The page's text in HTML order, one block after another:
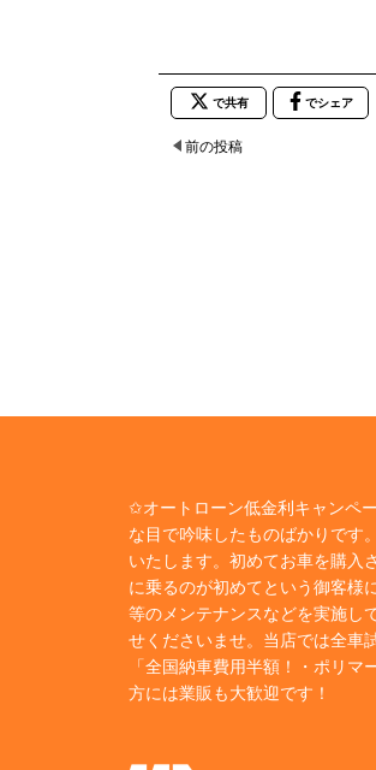
で共有 でシェア
前の投稿
✩オートローン低金利キャンペ
な目で吟味したものばかりです
いたします。初めてお車を購入
に乗るのが初めてという御客様
等のメンテナンスなどを実施し
せくださいませ。当店では全車
「全国納車費用半額！・ポリ
方には業販も大歓迎です！